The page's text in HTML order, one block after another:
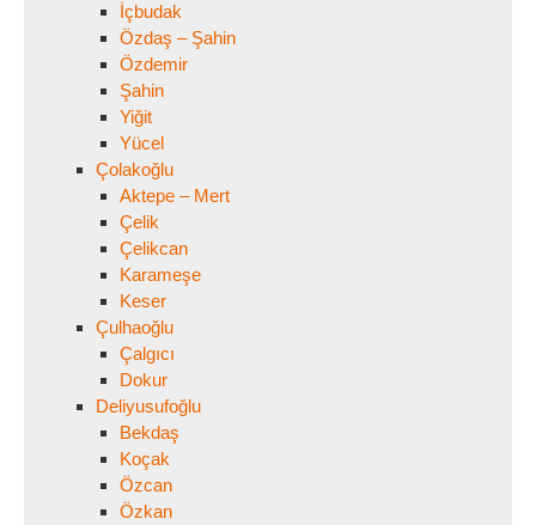
İçbudak
Özdaş – Şahin
Özdemir
Şahin
Yiğit
Yücel
Çolakoğlu
Aktepe – Mert
Çelik
Çelikcan
Karameşe
Keser
Çulhaoğlu
Çalgıcı
Dokur
Deliyusufoğlu
Bekdaş
Koçak
Özcan
Özkan